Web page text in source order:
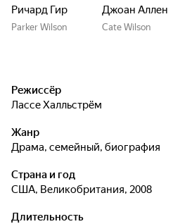
Ричард Гир
Parker Wilson
Джоан Аллен
Cate Wilson
Режиссёр
Лассе Халльстрём
Жанр
драма, семейный, биография
Страна и год
США, Великобритания, 2008
Длительность